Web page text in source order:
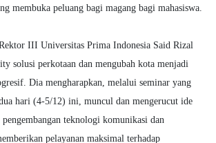
membuka peluang bagi magang bagi mahasiswa.
III Universitas Prima Indonesia Said Rizal
solusi perkotaan dan mengubah kota menjadi
Dia mengharapkan, melalui seminar yang
hari (4-5/12) ini, muncul dan mengerucut ide
pengembangan teknologi komunikasi dan
pelayanan maksimal terhadap